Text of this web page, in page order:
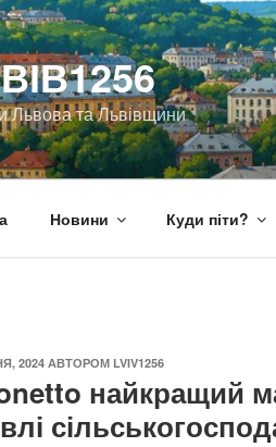
Львова та Львівщини
Новини Куди піти?
2024АВТОРОМ LVIV1256
найкращий